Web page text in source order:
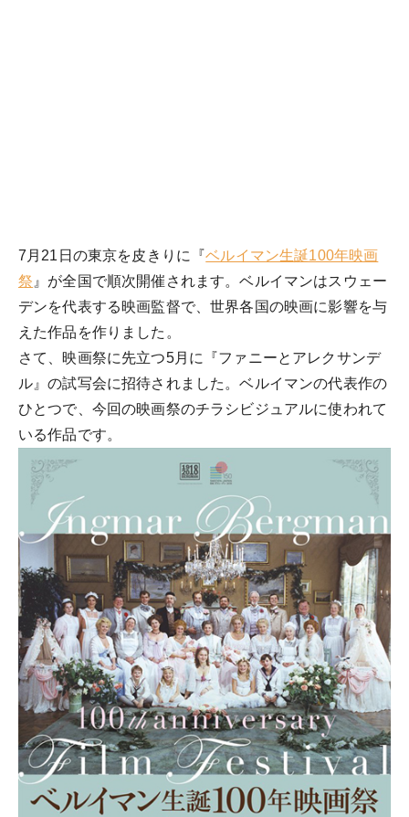
7月21日の東京を皮きりに『ベルイマン生誕100年映画
祭 』が全国で順次開催されます。ベルイマンはスウェー
デンを代表する映画監督で、世界各国の映画に影響を与
えた作品を作りました。
さて、映画祭に先立つ5月に『ファニーとアレクサンデ
ル』の試写会に招待されました。ベルイマンの代表作の
ひとつで、今回の映画祭のチラシビジュアルに使われて
いる作品です。